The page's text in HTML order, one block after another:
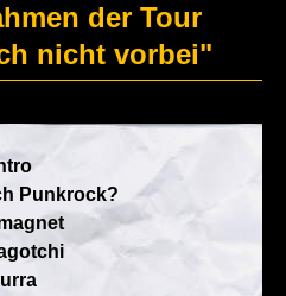
der Tour
nicht vorbei"
Punkrock?